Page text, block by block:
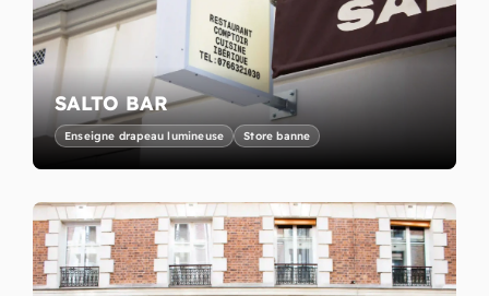
SALTO BAR
Enseigne drapeau lumineuse Store banne